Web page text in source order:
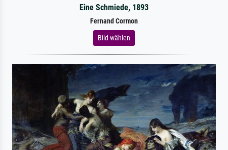
Eine Schmiede, 1893
Fernand Cormon
Bild wählen